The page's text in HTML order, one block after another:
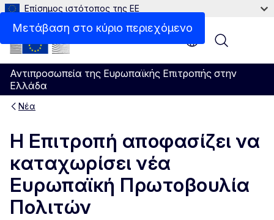
Μετάβαση στο κύριο περιεχόμενο
Επίσημος ιστότοπος της ΕΕ
Αντιπροσωπεία της Ευρωπαϊκής Επιτροπής στην
Ελλάδα
Menu
Νέα
Η Επιτροπή αποφασίζει να
καταχωρίσει νέα
Ευρωπαϊκή Πρωτοβουλία
Πολιτών